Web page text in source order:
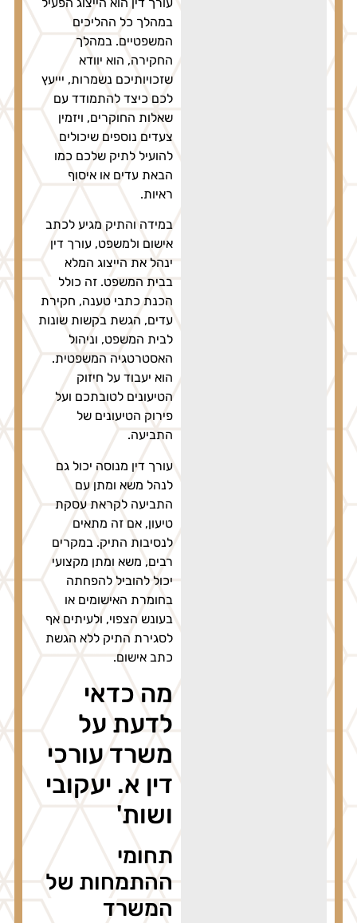
במהלך כל ההליכים
המשפטיים. במהלך
החקירה, הוא יוודא
שזכויותיכם נשמרות, יייעץ
לכם כיצד להתמודד עם
שאלות החוקרים, ויזמין
צעדים נוספים שיכולים
להועיל לתיק שלכם כמו
הבאת עדים או איסוף
ראיות.
במידה והתיק מגיע לכתב
אישום ולמשפט, עורך דין
ינהל את הייצוג המלא
בבית המשפט. זה כולל
הכנת כתבי טענה, חקירת
עדים, הגשת בקשות שונות
לבית המשפט, וניהול
האסטרטגיה המשפטית.
הוא יעבוד על חיזוק
הטיעונים לטובתכם ועל
פירוק הטיעונים של
התביעה.
עורך דין מנוסה יכול גם
לנהל משא ומתן עם
התביעה לקראת עסקת
טיעון, אם זה מתאים
לנסיבות התיק. במקרים
רבים, משא ומתן מקצועי
יכול להוביל להפחתה
בחומרת האישומים או
בעונש הצפוי, ולעיתים אף
לסגירת התיק ללא הגשת
כתב אישום.
מה כדאי
לדעת על
משרד עורכי
דין א. יעקובי
ושות'
תחומי
ההתמחות של
המשרד